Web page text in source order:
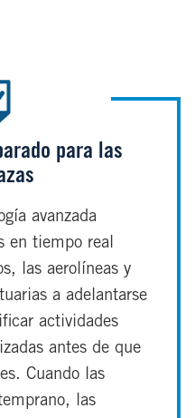
para las
avanzada
en tiempo real
las aerolíneas y
a adelantarse
actividades
antes de que
Cuando las
las